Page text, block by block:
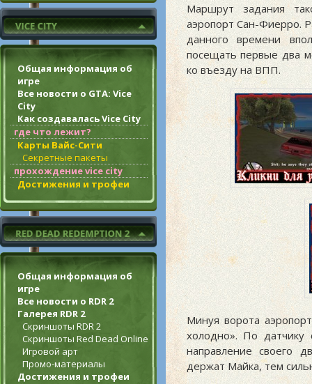
Общая информация об
игре
Все новости о GTA: Vice
City
Как создавалась Vice City
где что лежит?
Карты Вайс-Сити
Секретные пакеты
прохождение vice city
Достижения и трофеи
Общая информация об
игре
Все новости о RDR 2
Галерея RDR 2
Скриншоты RDR 2
Скриншоты Red Dead Online
Игровой арт
Промо-материалы
Достижения и трофеи
Маршрут задания
аэропорт Сан-Фиерро.
данного времени
посещать первые два
ко въезду на ВПП.
Минуя ворота
холодно». По датчику
направление своего
держат Майка, тем